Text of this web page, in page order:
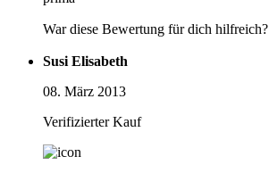
War diese Bewertung für dich hilfreich?
Susi Elisabeth
08. März 2013
Verifizierter Kauf